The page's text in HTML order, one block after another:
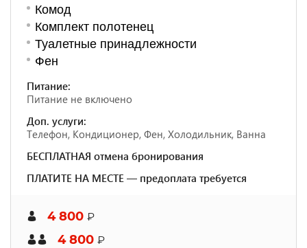
Комод
Комплект полотенец
Туалетные принадлежности
Фен
Питание:
Питание не включено
Доп. услуги:
Телефон, Кондиционер, Фен, Холодильник, Ванна
БЕСПЛАТНАЯ отмена бронирования
ПЛАТИТЕ НА МЕСТЕ — предоплата требуется
4 800 ₽
4 800 ₽